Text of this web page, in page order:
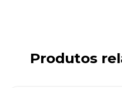
Produtos